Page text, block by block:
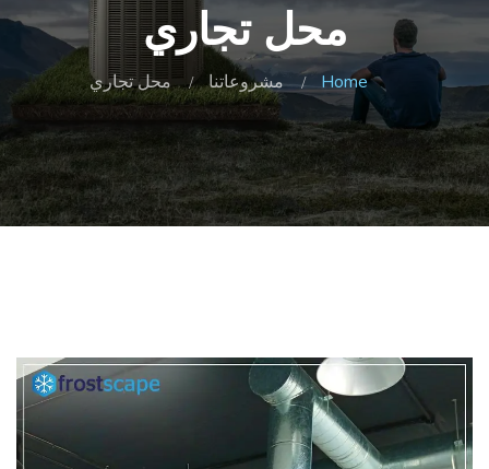
محل تجاري
Home مشروعاتنا محل تجاري